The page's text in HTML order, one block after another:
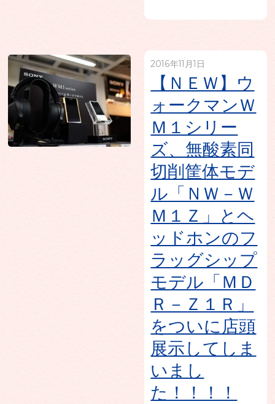
2016年11月1日
【ＮＥＷ】ウ
ォークマンＷ
Ｍ１シリー
ズ、無酸素同
切削筐体モデ
ル「ＮＷ－Ｗ
Ｍ１Ｚ」とヘ
ッドホンのフ
ラッグシップ
モデル「ＭＤ
Ｒ－Ｚ１Ｒ」
をついに店頭
展示してしま
いまし
た！！！！